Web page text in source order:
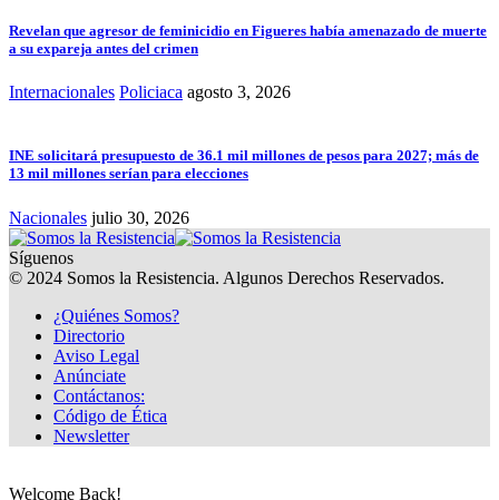
Revelan que agresor de feminicidio en Figueres había amenazado de muerte
a su expareja antes del crimen
Internacionales Policiaca agosto 3, 2026
INE solicitará presupuesto de 36.1 mil millones de pesos para 2027; más de
13 mil millones serían para elecciones
Nacionales julio 30, 2026
Síguenos
© 2024 Somos la Resistencia. Algunos Derechos Reservados.
¿Quiénes Somos?
Directorio
Aviso Legal
Anúnciate
Contáctanos:
Código de Ética
Newsletter
Welcome Back!